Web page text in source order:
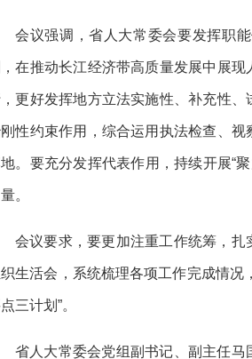
会议强调，省人大常委会要发挥职
在推动长江经济带高质量发展中展
更好发挥地方立法实施性、补充性
性约束作用，综合运用执法检查、
。要充分发挥代表作用，持续开展“
。
会议要求，要更加注重工作统筹，
生活会，系统梳理各项工作完成情况
三计划”。
省人大常委会党组副书记、副主任